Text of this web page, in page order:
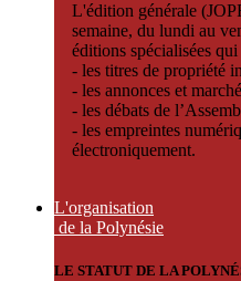
L'édition générale
semaine, du lundi au
éditions spécialisées
- les titres de propriété
- les annonces et
- les débats de
- les empreintes
électroniquement.
L'organisation
de la Polynésie
LE STATUT DE LA